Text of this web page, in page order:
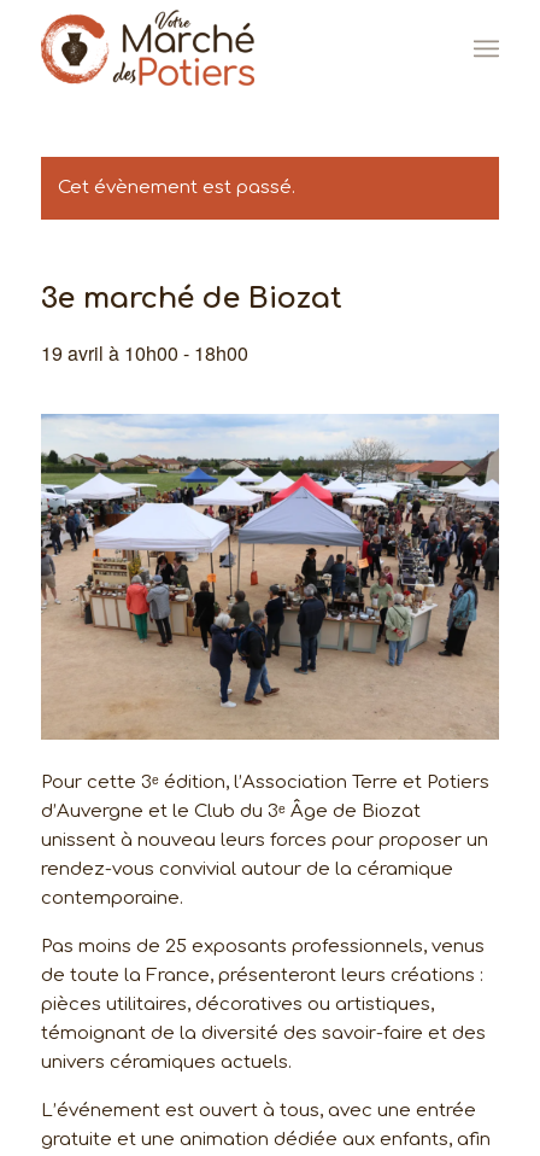
Cet évènement est passé.
3e marché de Biozat
19 avril à 10h00 - 18h00
Pour cette 3ᵉ édition, l’Association Terre et Potiers
d’Auvergne et le Club du 3ᵉ Âge de Biozat
unissent à nouveau leurs forces pour proposer un
rendez-vous convivial autour de la céramique
contemporaine.
Pas moins de 25 exposants professionnels, venus
de toute la France, présenteront leurs créations :
pièces utilitaires, décoratives ou artistiques,
témoignant de la diversité des savoir-faire et des
univers céramiques actuels.
L’événement est ouvert à tous, avec une entrée
gratuite et une animation dédiée aux enfants, afin